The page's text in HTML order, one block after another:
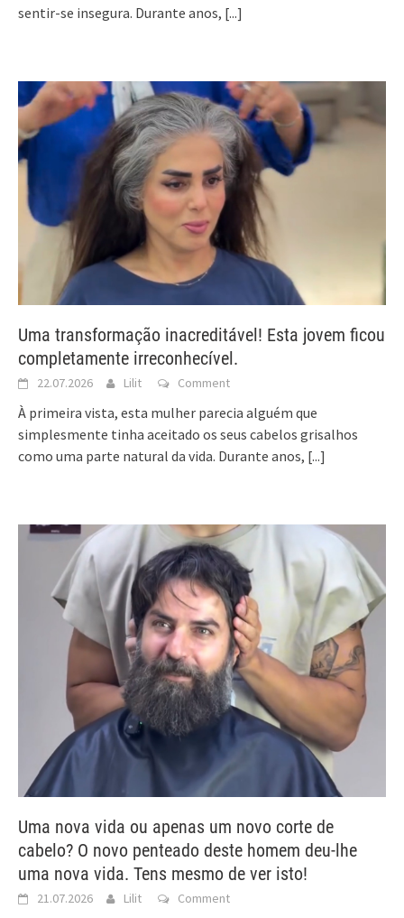
sentir-se insegura. Durante anos, [...]
Uma transformação inacreditável! Esta jovem ficou
completamente irreconhecível.
22.07.2026 Lilit Comment
À primeira vista, esta mulher parecia alguém que
simplesmente tinha aceitado os seus cabelos grisalhos
como uma parte natural da vida. Durante anos, [...]
Uma nova vida ou apenas um novo corte de
cabelo? O novo penteado deste homem deu-lhe
uma nova vida. Tens mesmo de ver isto!
21.07.2026 Lilit Comment